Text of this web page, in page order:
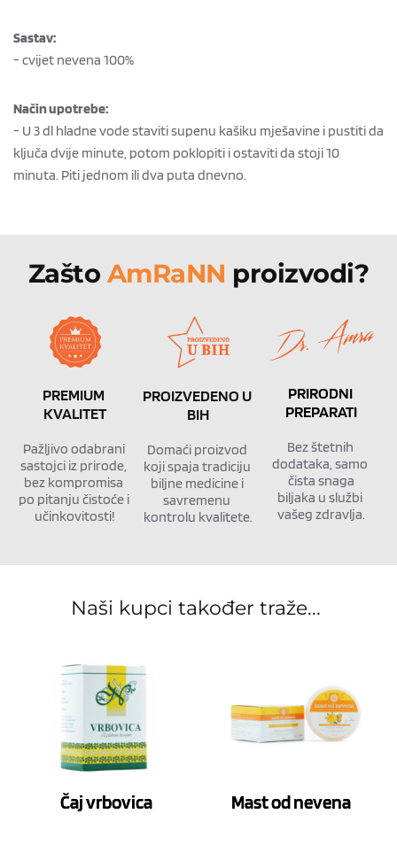
Sastav:
- cvijet nevena 100%
Način upotrebe:
- U 3 dl hladne vode staviti supenu kašiku mješavine i pustiti da
ključa dvije minute, potom poklopiti i ostaviti da stoji 10
minuta. Piti jednom ili dva puta dnevno.
Zašto AmRaNN proizvodi?
PREMIUM
KVALITET
Pažljivo odabrani
sastojci iz prirode,
bez kompromisa
po pitanju čistoće i
učinkovitosti!
PROIZVEDENO U
BIH
Domaći proizvod
koji spaja tradiciju
biljne medicine i
savremenu
kontrolu kvalitete.
PRIRODNI
PREPARATI
Bez štetnih
dodataka, samo
čista snaga
biljaka u službi
vašeg zdravlja.
Naši kupci također traže...
Čaj vrbovica Mast od nevena